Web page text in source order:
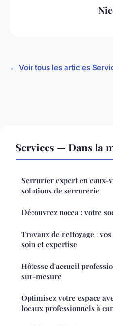
← Voir tous les articles
Services — Dans la
Serrurier expert en eaux-
solutions de serrurerie
Découvrez nocea : votre
Travaux de nettoyage :
soin et expertise
Hôtesse d'accueil
sur-mesure
Optimisez votre espace
locaux professionnels à